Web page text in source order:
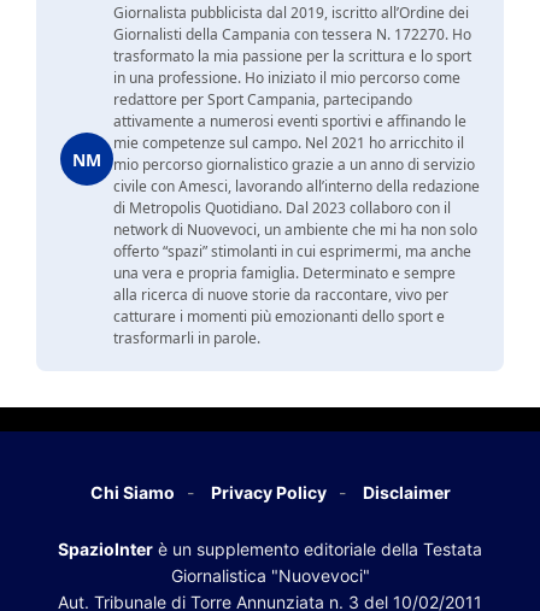
NM
Giornalista pubblicista dal 2019, iscritto all’Ordine dei
Giornalisti della Campania con tessera N. 172270. Ho
trasformato la mia passione per la scrittura e lo sport
in una professione. Ho iniziato il mio percorso come
redattore per Sport Campania, partecipando
attivamente a numerosi eventi sportivi e affinando le
mie competenze sul campo. Nel 2021 ho arricchito il
mio percorso giornalistico grazie a un anno di servizio
civile con Amesci, lavorando all’interno della redazione
di Metropolis Quotidiano. Dal 2023 collaboro con il
network di Nuovevoci, un ambiente che mi ha non solo
offerto “spazi” stimolanti in cui esprimermi, ma anche
una vera e propria famiglia. Determinato e sempre
alla ricerca di nuove storie da raccontare, vivo per
catturare i momenti più emozionanti dello sport e
trasformarli in parole.
Chi Siamo Privacy Policy Disclaimer
SpazioInter è un supplemento editoriale della Testata
Giornalistica "Nuovevoci"
Aut. Tribunale di Torre Annunziata n. 3 del 10/02/2011